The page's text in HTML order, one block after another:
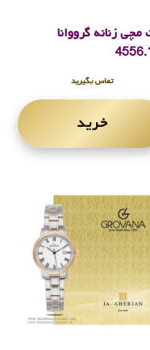
زنانه گرووانا
تماس بگیرید
خرید